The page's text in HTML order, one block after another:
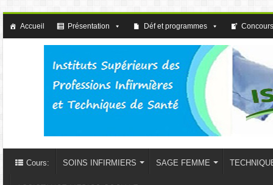
Accueil Présentation Déf et programmes
Cours: SOINS INFIRMIERS SAGE FEMME